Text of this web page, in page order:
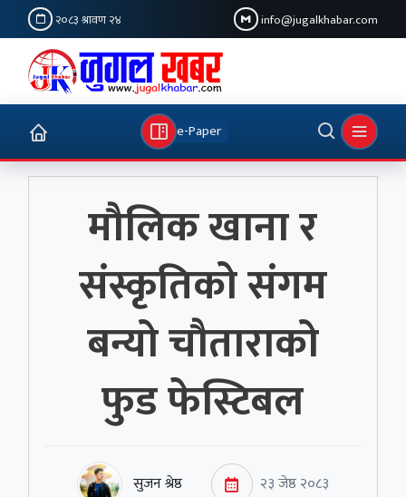
२०८३ श्रावण २४ info@jugalkhabar.com
e-Paper
मौलिक खाना र
संस्कृतिको संगम
बन्यो चौताराको
फुड फेस्टिबल
सुजन श्रेष्ठ २३ जेष्ठ २०८३